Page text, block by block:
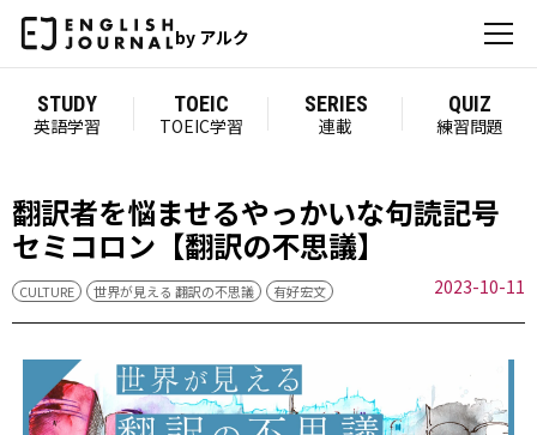
by アルク
STUDY
英語学習
TOEIC
TOEIC学習
SERIES
連載
QUIZ
練習問題
翻訳者を悩ませるやっかいな句読記号
セミコロン【翻訳の不思議】
CULTURE 世界が見える 翻訳の不思議 有好宏文 2023-10-11